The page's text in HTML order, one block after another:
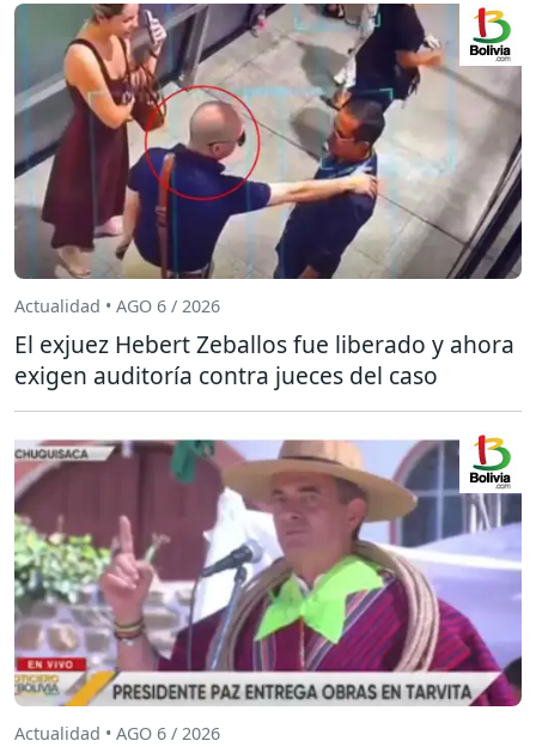
Actualidad • AGO 6 / 2026
El exjuez Hebert Zeballos fue liberado y ahora
exigen auditoría contra jueces del caso
Actualidad • AGO 6 / 2026